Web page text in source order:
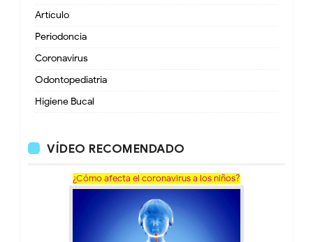
Artículo
Periodoncia
Coronavirus
Odontopediatria
Higiene Bucal
VÍDEO RECOMENDADO
¿Cómo afecta el coronavirus a los niños?